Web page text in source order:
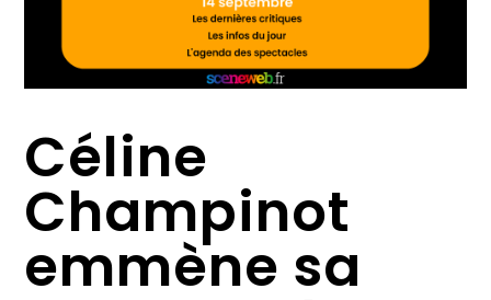
Céline
Champinot
emmène sa